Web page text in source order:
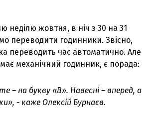
неділю жовтня, в ніч з 30 на 31
переводити годинники. Звісно,
переводить час автоматично. Але
має механічний годинник, є порада:
– на букву «В». Навесні – вперед, а
- каже Олексій Бурнаєв.